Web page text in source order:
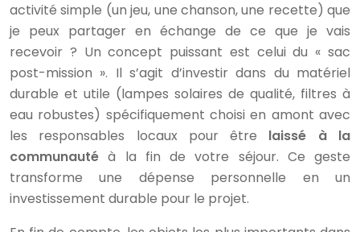
activité simple (un jeu, une chanson, une recette) que
je peux partager en échange de ce que je vais
recevoir ? Un concept puissant est celui du « sac
post-mission ». Il s’agit d’investir dans du matériel
durable et utile (lampes solaires de qualité, filtres à
eau robustes) spécifiquement choisi en amont avec
les responsables locaux pour être laissé à la
communauté à la fin de votre séjour. Ce geste
transforme une dépense personnelle en un
investissement durable pour le projet.